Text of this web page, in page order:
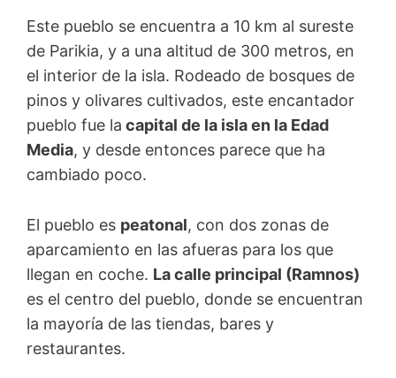
Este pueblo se encuentra a 10 km al sureste
de Parikia, y a una altitud de 300 metros, en
el interior de la isla. Rodeado de bosques de
pinos y olivares cultivados, este encantador
pueblo fue la capital de la isla en la Edad
Media, y desde entonces parece que ha
cambiado poco.
El pueblo es peatonal, con dos zonas de
aparcamiento en las afueras para los que
llegan en coche. La calle principal (Ramnos)
es el centro del pueblo, donde se encuentran
la mayoría de las tiendas, bares y
restaurantes.